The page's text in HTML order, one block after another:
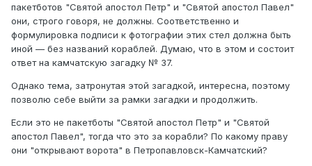
пакетботов "Святой апостол Петр" и "Святой апостол Павел"
они, строго говоря, не должны. Соответственно и
формулировка подписи к фотографии этих стел должна быть
иной — без названий кораблей. Думаю, что в этом и состоит
ответ на камчатскую загадку № 37.
Однако тема, затронутая этой загадкой, интересна, поэтому
позволю себе выйти за рамки загадки и продолжить.
Если это не пакетботы "Святой апостол Петр" и "Святой
апостол Павел", тогда что это за корабли? По какому праву
они "открывают ворота" в Петропавловск-Камчатский?